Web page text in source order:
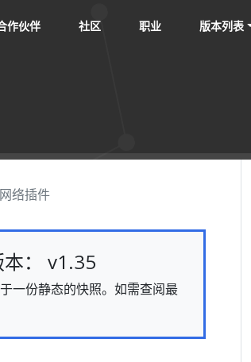
作伙伴 社区 职业 版本列表
网络插件
： v1.35
一份静态的快照。如需查阅最